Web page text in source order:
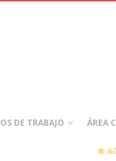
DE TRABAJO ÁREA